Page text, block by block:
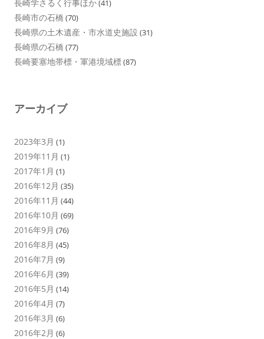
長崎学さるく行事ほか(41)
長崎市の石橋 (70)
長崎県の土木遺産・市水道史施設 (31)
長崎県の石橋 (77)
長崎要塞地帯標・軍港境域標(87)
アーカイブ
2023年3月 (1)
2019年11月 (1)
2017年1月 (1)
2016年12月 (35)
2016年11月 (44)
2016年10月 (69)
2016年9月 (76)
2016年8月 (45)
2016年7月 (9)
2016年6月 (39)
2016年5月 (14)
2016年4月 (7)
2016年3月 (6)
2016年2月 (6)